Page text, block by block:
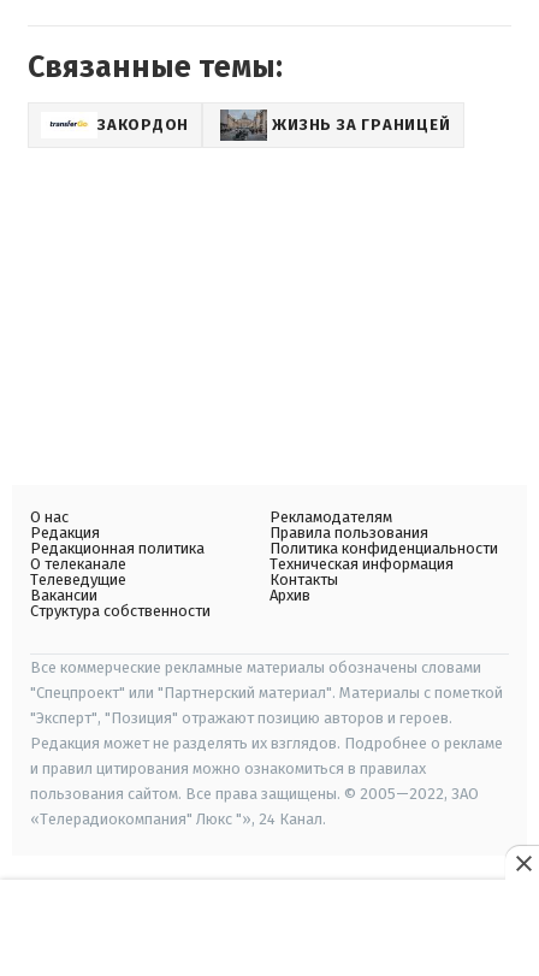
Связанные темы:
ЗАКОРДОН ЖИЗНЬ ЗА ГРАНИЦЕЙ
О нас
Редакция
Редакционная политика
О телеканале
Телеведущие
Вакансии
Структура собственности
Рекламодателям
Правила пользования
Политика конфиденциальности
Техническая информация
Контакты
Архив
Все коммерческие рекламные материалы обозначены словами
"Спецпроект" или "Партнерский материал". Материалы с пометкой
"Эксперт", "Позиция" отражают позицию авторов и героев.
Редакция может не разделять их взглядов. Подробнее о рекламе
и правил цитирования можно ознакомиться в правилах
пользования сайтом. Все права защищены. © 2005—2022, ЗАО
«Телерадиокомпания" Люкс "», 24 Канал.